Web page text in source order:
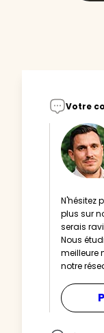
Votre
N'hésitez
plus sur
serais
Nous
meilleure
notre